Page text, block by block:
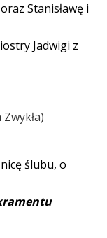
Stanisławę i
Jadwigi z
ślubu, o